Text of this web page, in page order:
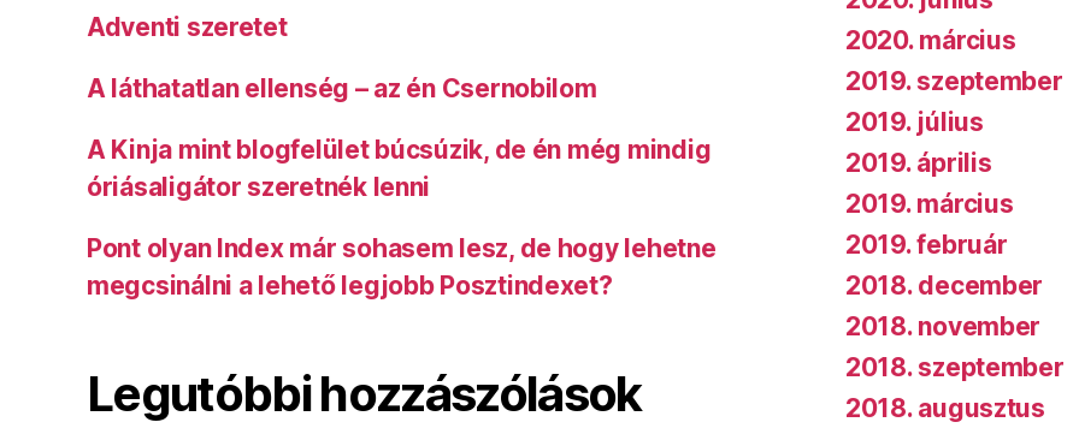
Adventi szeretet
A láthatatlan ellenség – az én Csernobilom
A Kinja mint blogfelület búcsúzik, de én még mindig
óriásaligátor szeretnék lenni
Pont olyan Index már sohasem lesz, de hogy lehetne
megcsinálni a lehető legjobb Posztindexet?
Legutóbbi hozzászólások
2020. március
2019. szeptember
2019. július
2019. április
2019. március
2019. február
2018. december
2018. november
2018. szeptember
2018. augusztus